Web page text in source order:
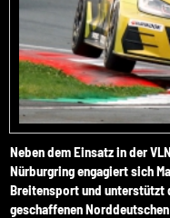
Neben dem Einsatz in der
Nürburgring engagiert sich
Breitensport und unterstützt
geschaffenen